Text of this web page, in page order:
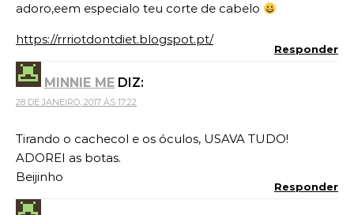
adoro,eem especialo teu corte de cabelo
https://rrriotdontdiet.blogspot.pt/
Responder
MINNIE ME DIZ:
28 DE JANEIRO, 2017 ÀS 17:22
Tirando o cachecol e os óculos, USAVA TUDO!
ADOREI as botas.
Beijinho
Responder